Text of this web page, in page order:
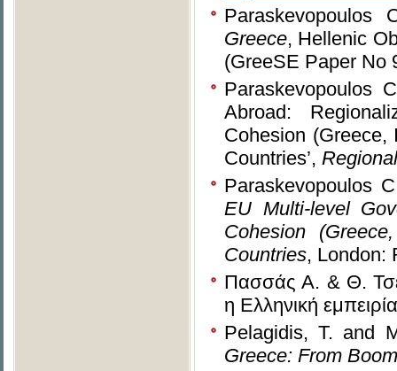
Paraskevopoulos
Greece, Hellenic
(GreeSE Paper No
Paraskevopoulos
Abroad:
Cohesion (Greece,
Countries’,
Paraskevopoulos
EU Multi-level
Cohesion
Countries, London:
Πασσάς Α. & Θ.
η Ελληνική
Pelagidis, T. and
Greece: From